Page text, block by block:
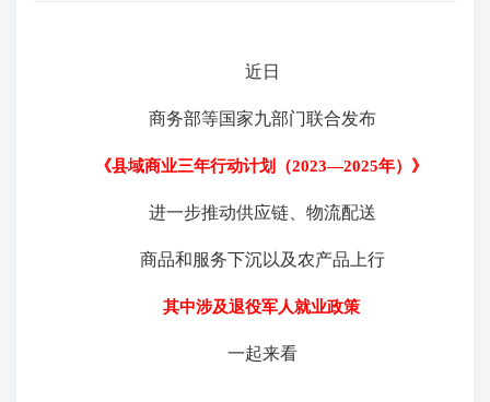
近日
商务部等国家九部门联合发布
《县域商业三年行动计划（2023—2025年）》
进一步推动供应链、物流配送
商品和服务下沉以及农产品上行
其中涉及退役军人就业政策
一起来看